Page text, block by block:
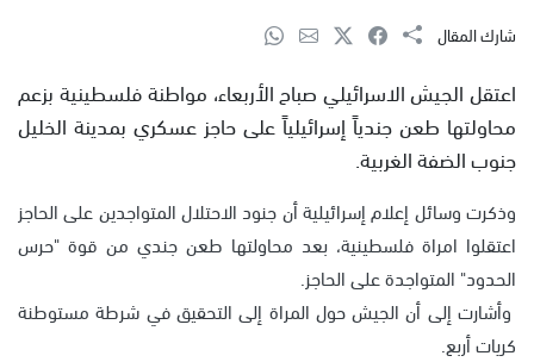
شارك المقال
اعتقل الجيش الاسرائيلي صباح الأربعاء، مواطنة فلسطينية بزعم
محاولتها طعن جندياً إسرائيلياً على حاجز عسكري بمدينة الخليل
جنوب الضفة الغربية.
وذكرت وسائل إعلام إسرائيلية أن جنود الاحتلال المتواجدين على الحاجز
اعتقلوا امراة فلسطينية، بعد محاولتها طعن جندي من قوة "حرس
الحدود" المتواجدة على الحاجز.
وأشارت إلى أن الجيش حول المراة إلى التحقيق في شرطة مستوطنة
كريات أربع.